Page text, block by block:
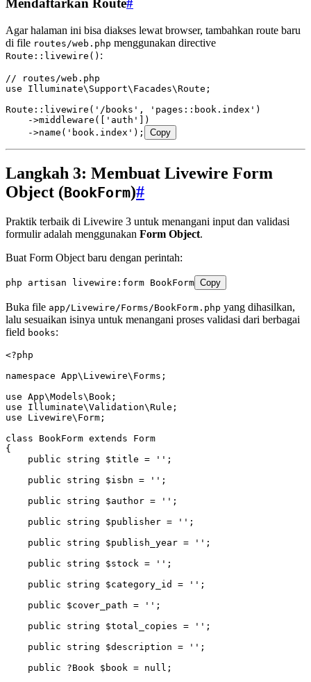
Mendaftarkan Route#
Agar halaman ini bisa diakses lewat browser, tambahkan route baru
di file routes/web.php menggunakan directive
Route::livewire() :
// routes/web.php
use Illuminate\ Support\ Facades\Route ;
Route :: livewire ( '/books' , 'pages::book.index' )
    ->
middleware ( 'auth'
)
    ->
name ( 'book.index' ) ; Copy
Langkah 3: Membuat Livewire Form
Object (BookForm)#
Praktik terbaik di Livewire 3 untuk menangani input dan validasi
formulir adalah menggunakan Form Object.
Buat Form Object baru dengan perintah:
php artisan livewire:form BookForm Copy
Buka file app/Livewire/Forms/BookForm.php yang dihasilkan,
lalu sesuaikan isinya untuk menangani proses validasi dari berbagai
field books:
<?php
namespace App\ Livewire\ Forms ;
use App\Models\ Book ;
use Illuminate\Validation\Rule ;
use Livewire\ Form ;
class BookForm extends Form
{
    public
string $title = '' ;
    public
string $isbn = '' ;
    public
string $author = '' ;
    public
string $publisher = '' ;
    public
string $publish_year = '' ;
    public
string $stock = '' ;
    public
string $category_id = '' ;
    public
$cover_path = '' ;
    public
string $total_copies = '' ;
    public
string $description = '' ;
    public
?Book $book = null ;